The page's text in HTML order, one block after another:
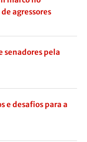
agressores
senadores pela
e desafios para a